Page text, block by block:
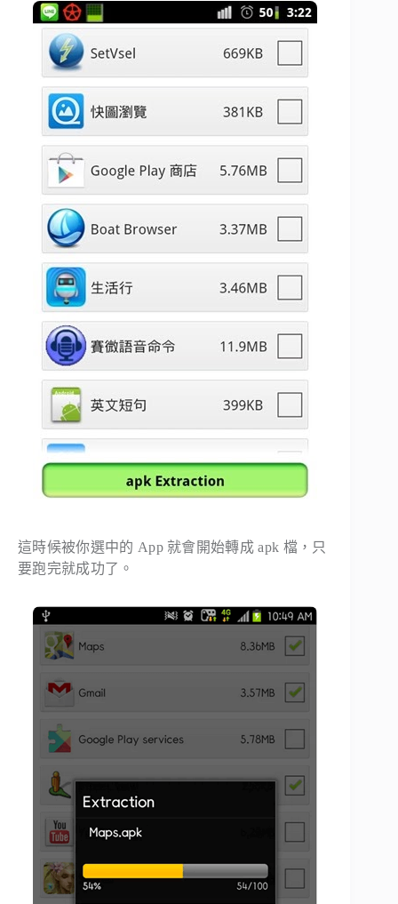
這時候被你選中的 App 就會開始轉成 apk 檔，只
要跑完就成功了。